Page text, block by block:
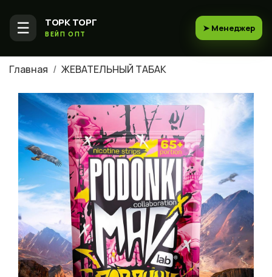
☰ ТОРК ТОРГ
ВЕЙП ОПТ
➤ Менеджер
Главная ЖЕВАТЕЛЬНЫЙ ТАБАК